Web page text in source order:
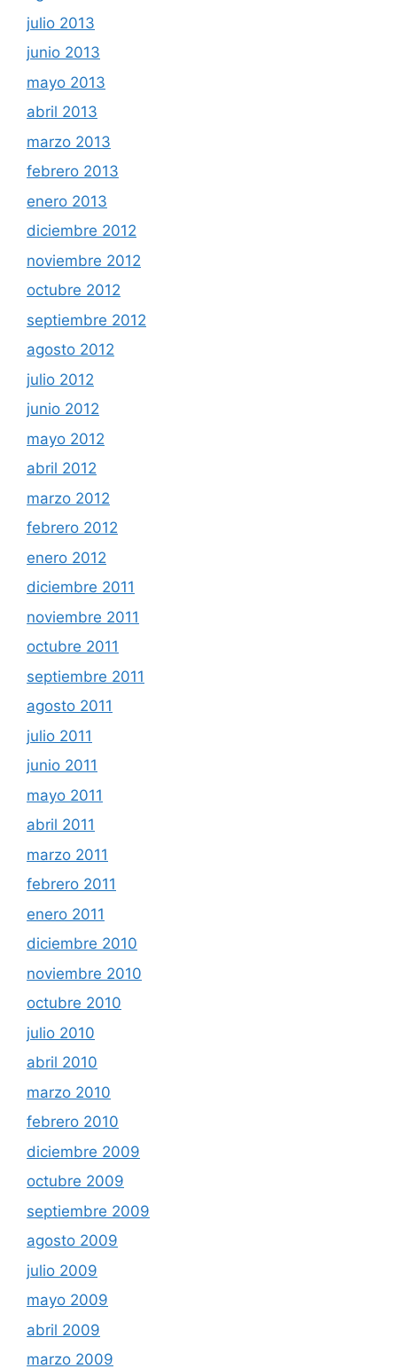
julio 2013
junio 2013
mayo 2013
abril 2013
marzo 2013
febrero 2013
enero 2013
diciembre 2012
noviembre 2012
octubre 2012
septiembre 2012
agosto 2012
julio 2012
junio 2012
mayo 2012
abril 2012
marzo 2012
febrero 2012
enero 2012
diciembre 2011
noviembre 2011
octubre 2011
septiembre 2011
agosto 2011
julio 2011
junio 2011
mayo 2011
abril 2011
marzo 2011
febrero 2011
enero 2011
diciembre 2010
noviembre 2010
octubre 2010
julio 2010
abril 2010
marzo 2010
febrero 2010
diciembre 2009
octubre 2009
septiembre 2009
agosto 2009
julio 2009
mayo 2009
abril 2009
marzo 2009